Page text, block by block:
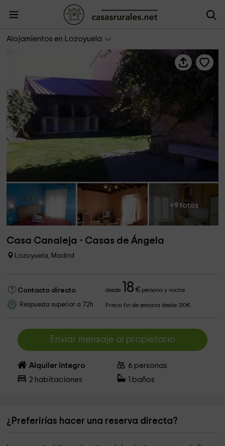
Alojamientos en Lozoyuela
Casa Canaleja - Casas de Ángela
+9 fotos
Casa Canaleja - Casas de Ángela
Lozoyuela, Madrid
Contacto directo desde 18 €persona y noche
Respuesta superior a 72h Precio fin de semana desde 310€
Enviar mensaje al propietario
Alquiler íntegro 6 personas
2 habitaciones baños
¿Preferirías hacer una reserva directa?